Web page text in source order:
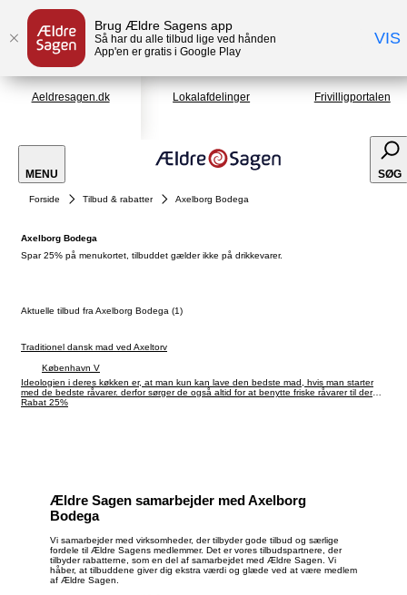
Brug Ældre Sagens app
Så har du alle tilbud lige ved hånden
App'en er gratis i Google Play
VIS
Aeldresagen.dk Lokalafdelinger Frivilligportalen
MENU SØG
Forside Tilbud & rabatter Axelborg Bodega
Axelborg Bodega
Spar 25% på menukortet, tilbuddet gælder ikke på drikkevarer.
Aktuelle tilbud fra Axelborg Bodega (1)
Traditionel dansk mad ved Axeltorv
København V
Ideologien i deres køkken er, at man kun kan lave den bedste mad, hvis man starter
med de bedste råvarer. derfor sørger de også altid for at benytte friske råvarer til deres
retter.
Rabat 25%
Ældre Sagen samarbejder med Axelborg
Bodega
Vi samarbejder med virksomheder, der tilbyder gode tilbud og særlige
fordele til Ældre Sagens medlemmer. Det er vores tilbudspartnere, der
tilbyder rabatterne, som en del af samarbejdet med Ældre Sagen. Vi
håber, at tilbuddene giver dig ekstra værdi og glæde ved at være medlem
af Ældre Sagen.